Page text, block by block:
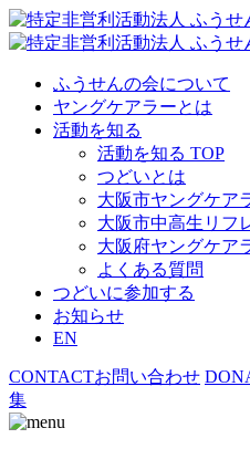
ふうせんの会について
ヤングケアラーとは
活動を知る
活動を知る TOP
つどいとは
大阪市ヤングケア
大阪市中高生リフ
大阪府ヤングケア
よくある質問
つどいに参加する
お知らせ
EN
CONTACTお問い合わせ
集